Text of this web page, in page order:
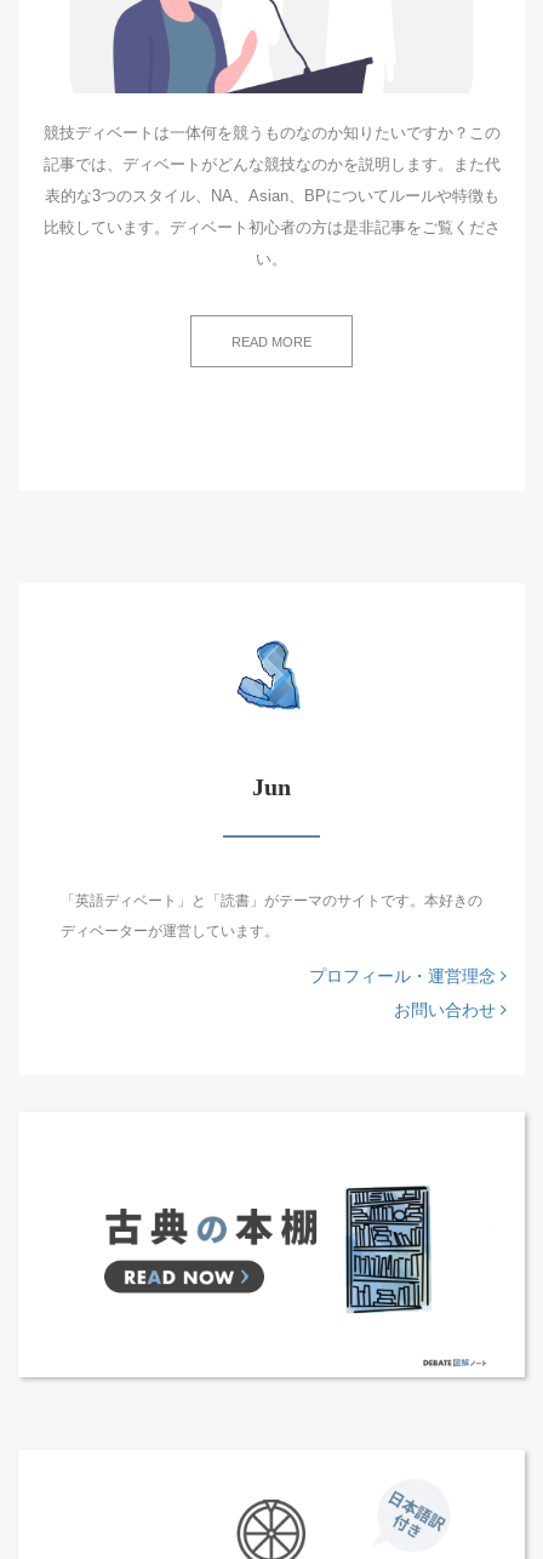
競技ディベートは一体何を競うものなのか知りたいですか？この
記事では、ディベートがどんな競技なのかを説明します。また代
表的な3つのスタイル、NA、Asian、BPについてルールや特徴も
比較しています。ディベート初心者の方は是非記事をご覧くださ
い。
READ MORE
Jun
「英語ディベート」と「読書」がテーマのサイトです。本好きの
ディベーターが運営しています。
プロフィール・運営理念
お問い合わせ